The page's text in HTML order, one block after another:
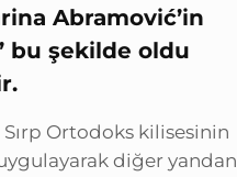
Abramović’in
bu şekilde oldu
Ortodoks kilisesinin
diğer yandan